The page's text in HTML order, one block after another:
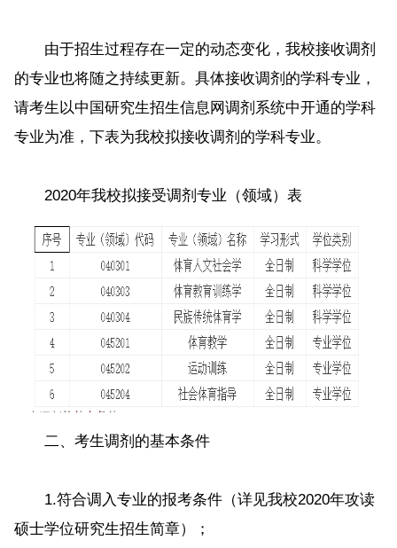
由于招生过程存在一定的动态变化，我校接收调剂
的专业也将随之持续更新。具体接收调剂的学科专业，
请考生以中国研究生招生信息网调剂系统中开通的学科
专业为准，下表为我校拟接收调剂的学科专业。
2020年我校拟接受调剂专业（领域）表
二、考生调剂的基本条件
1.符合调入专业的报考条件（详见我校2020年攻读
硕士学位研究生招生简章）；